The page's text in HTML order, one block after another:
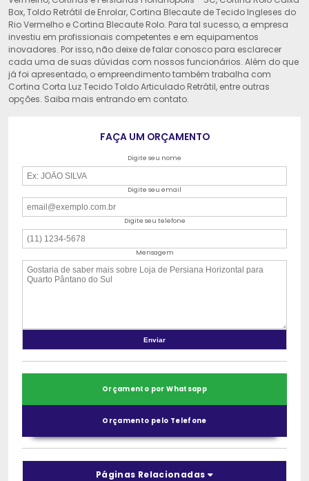
Box, Toldo Retrátil de Enrolar, Cortina Blecaute de Tecido Ingleses do
Rio Vermelho e Cortina Blecaute Rolo. Para tal sucesso, a empresa
investiu em profissionais competentes e em equipamentos
inovadores. Por isso, não deixe de falar conosco para esclarecer
cada uma de suas dúvidas com nossos funcionários. Além do que
já foi apresentado, o empreendimento também trabalha com
Cortina Corta Luz Tecido Toldo Articulado Retrátil, entre outras
opções. Saiba mais entrando em contato.
FAÇA UM ORÇAMENTO
Digite seu nome
Digite seu email
Digite seu telefone
Mensagem
Orçamento por Whatsapp
Orçamento pelo Telefone
Páginas Relacionadas